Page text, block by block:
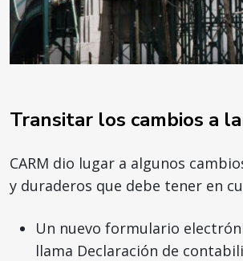
Transitar los cambios a
CARM dio lugar a algunos
y duraderos que debe tener en
Un nuevo formulario
llama Declaración de